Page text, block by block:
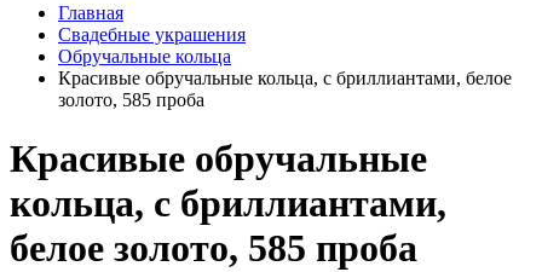
Главная
Свадебные украшения
Обручальные кольца
Красивые обручальные кольца, с бриллиантами, белое
золото, 585 проба
Красивые обручальные
кольца, с бриллиантами,
белое золото, 585 проба